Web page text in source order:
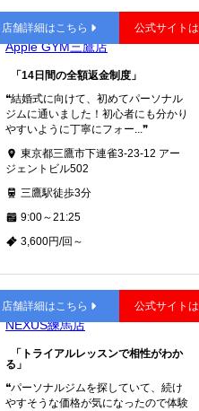
三鷹
Apple GYM三鷹店
「14日間の全額返金制度」
❝結婚式に向けて、初めてパーソナル
ジムに通いました！初心者にも分かり
やすいように丁寧にフォー...❞
東京都三鷹市下連雀3-23-12 アー
ジェントビル502
三鷹駅徒歩3分
9:00～21:25
3,600円/回～
店舗詳細はこちら 公式サイト
練馬
NEXUS練馬店
「トライアルレッスンで相性がわか
る」
❝パーソナルジムを探していて、続け
やすそうな価格が気になったので体験
店舗詳細はこちら 公式サイト